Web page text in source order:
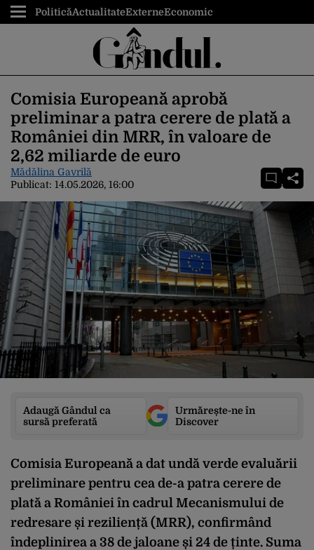
PoliticăActualitateExterneEconomic
Comisia Europeană aprobă
preliminar a patra cerere de plată a
României din MRR, în valoare de
2,62 miliarde de euro
Mădălina Gavrilă
Publicat: 14.05.2026, 16:00
Adaugă Gândul ca
sursă preferată
Urmărește-ne în
Discover
Comisia Europeană a dat undă verde evaluării
preliminare pentru cea de-a patra cerere de
plată a României în cadrul Mecanismului de
redresare și reziliență (MRR), confirmând
îndeplinirea a 38 de jaloane și 24 de ținte. Suma